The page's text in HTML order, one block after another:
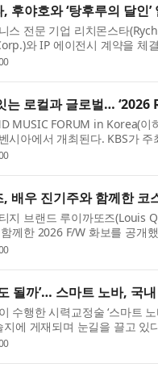
후야호와 ‘탕후루의 달인
스 전문 기업 리치몬스타
와 IP 에이전시 계약을 체
ルーツ飴の達人)’ 및 그 캐...
는 로컬과 글로벌… ‘2026
MUSIC FORUM in Korea(
시아에서 개최된다. KBS가
안(ASEAN) 사무국이 후원...
배우 진기주와 함께한 코
지 브랜드 루이까또즈(Louis
께한 2026 F/W 화보를 공개
컬렉션인 ‘엘퀼팅(L-Qu...
될까’… 스마트 노바, 국
수행한 시력교정술 ‘스마트
지에 게재되며 눈길을 끌고
자사의 아토스(ATOS) 장비...